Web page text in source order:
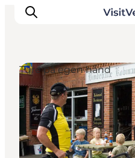
Oplevelser
Det sker
Planlæg dit besøg
Inspiration
Ture på egen hånd